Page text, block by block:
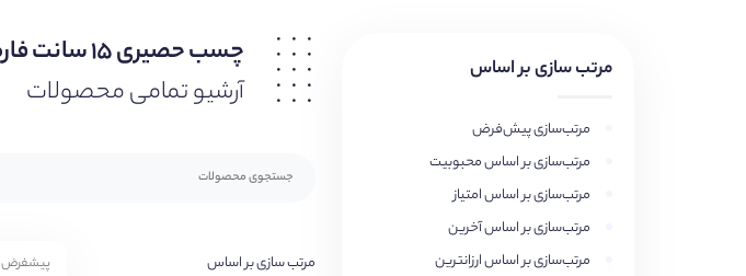
مرتب سازی بر اساس
مرتب‌سازی پیش‌فرض
مرتب‌سازی بر اساس محبوبیت
مرتب‌سازی بر اساس امتیاز
مرتب‌سازی بر اساس آخرین
مرتب‌سازی بر اساس ارزانترین
چسب حصیری ۱۵ سانت فارمد
آرشیو تمامی محصولات
مرتب سازی بر اساس پیشفرض